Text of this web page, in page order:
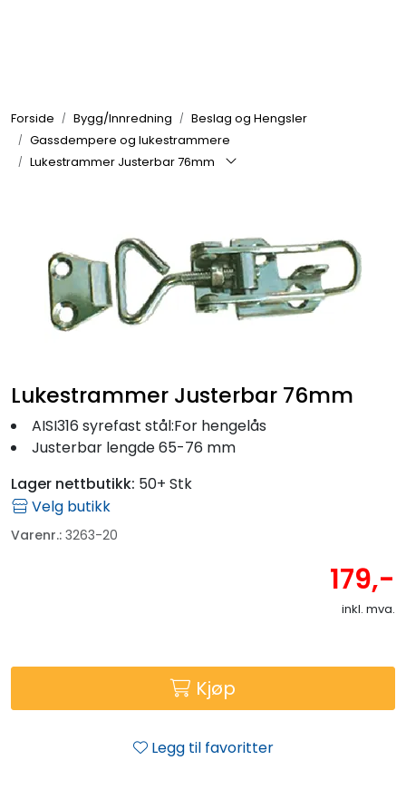
Forside Bygg/Innredning
Beslag og Hengsler
Gassdempere og lukestrammere
Lukestrammer Justerbar 76mm
Lukestrammer Justerbar 76mm
AISI316 syrefast stål:For hengelås
Justerbar lengde 65-76 mm
Lager nettbutikk: 50+ Stk
Velg butikk
Varenr.: 3263-20
179,-
inkl. mva.
Kjøp
Legg til favoritter
Elektrisk
VVS
Fortøyning
Båtpleie/Opplag